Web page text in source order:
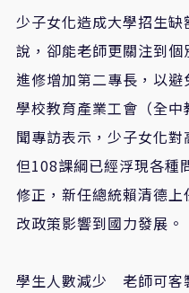
少子女化造成大學招生
說，卻能老師更關注到
進修增加第二專長，以
學校教育產業工會（全
聞專訪表示，少子女化對
但108課綱已經浮現各種
修正，新任總統賴清德
改政策影響到國力發展。
學生人數減少 老師可客